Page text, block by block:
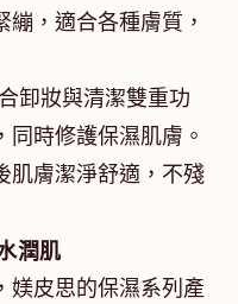
，適合各種膚質，
卸妝與清潔雙重功
時修護保濕肌膚。
肌膚潔淨舒適，不殘
潤肌
媄皮思的保濕系列產